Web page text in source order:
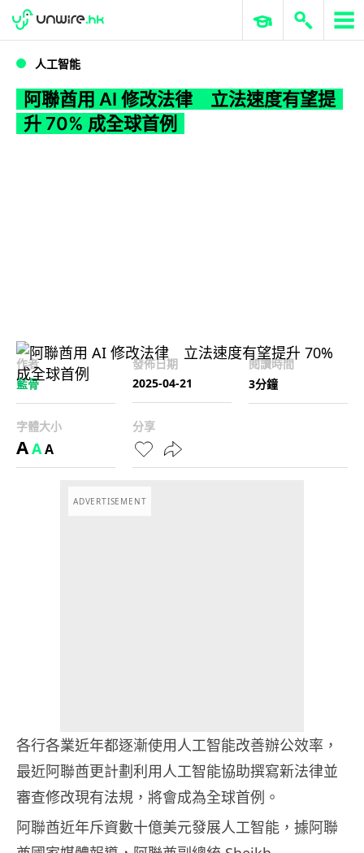
WWDC 2026 ERP 與商業 AI
人工智能
阿聯酋用 AI 修改法律 立法速度有望提
升 70% 成全球首例
作者
藍骨
發佈日期
2025-04-21
閱讀時間
3分鐘
字體大小
AAA
分享
ADVERTISEMENT
各行各業近年都逐漸使用人工智能改善辦公效率，
最近阿聯酋更計劃利用人工智能協助撰寫新法律並
審查修改現有法規，將會成為全球首例。
阿聯酋近年斥資數十億美元發展人工智能，據阿聯